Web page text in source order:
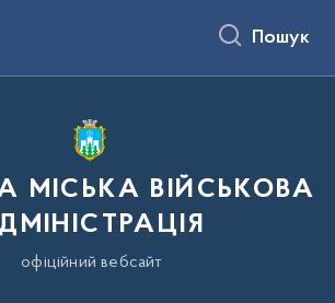
Пошук
МІСЬКА ВІЙСЬКОВА
офіційний вебсайт